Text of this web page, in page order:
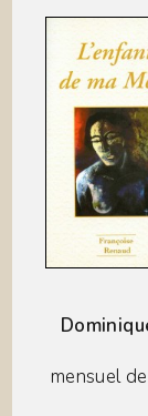
mensuel